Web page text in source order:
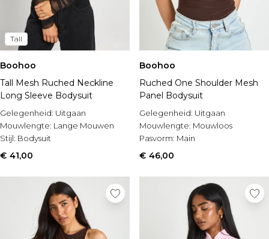
Tall
Boohoo
Tall Mesh Ruched Neckline
Long Sleeve Bodysuit
Gelegenheid: Uitgaan
Mouwlengte: Lange Mouwen
Stijl: Bodysuit
€ 41,00
Boohoo
Ruched One Shoulder Mesh
Panel Bodysuit
Gelegenheid: Uitgaan
Mouwlengte: Mouwloos
Pasvorm: Main
€ 46,00